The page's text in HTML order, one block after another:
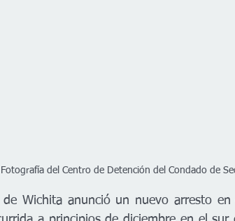
Fotografía del Centro de Detención del Condado de
Wichita anunció un nuevo arresto